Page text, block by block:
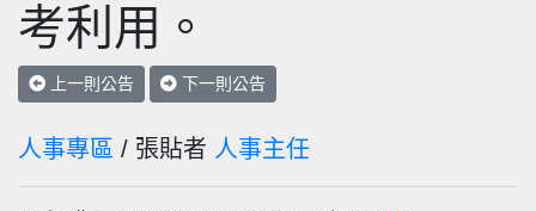
考利用。
上一則公告 下一則公告
人事專區 / 張貼者 人事主任